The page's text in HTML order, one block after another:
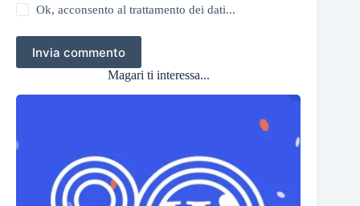
Ok, acconsento al trattamento dei dati...
Invia commento
Magari ti interessa...